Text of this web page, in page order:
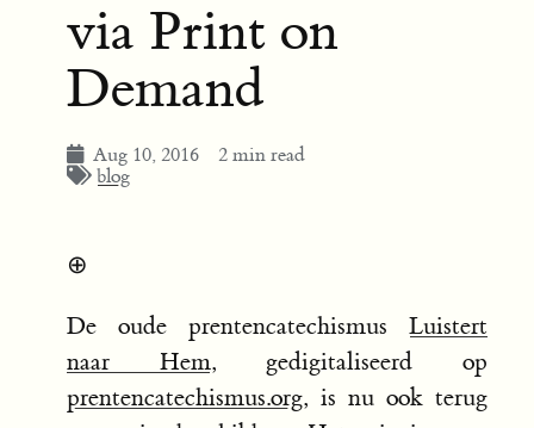
via Print on
Demand
Aug 10, 2016
2 min read
blog
⊕
De oude prentencatechismus Luistert
naar Hem, gedigitaliseerd op
prentencatechismus.org, is nu ook terug